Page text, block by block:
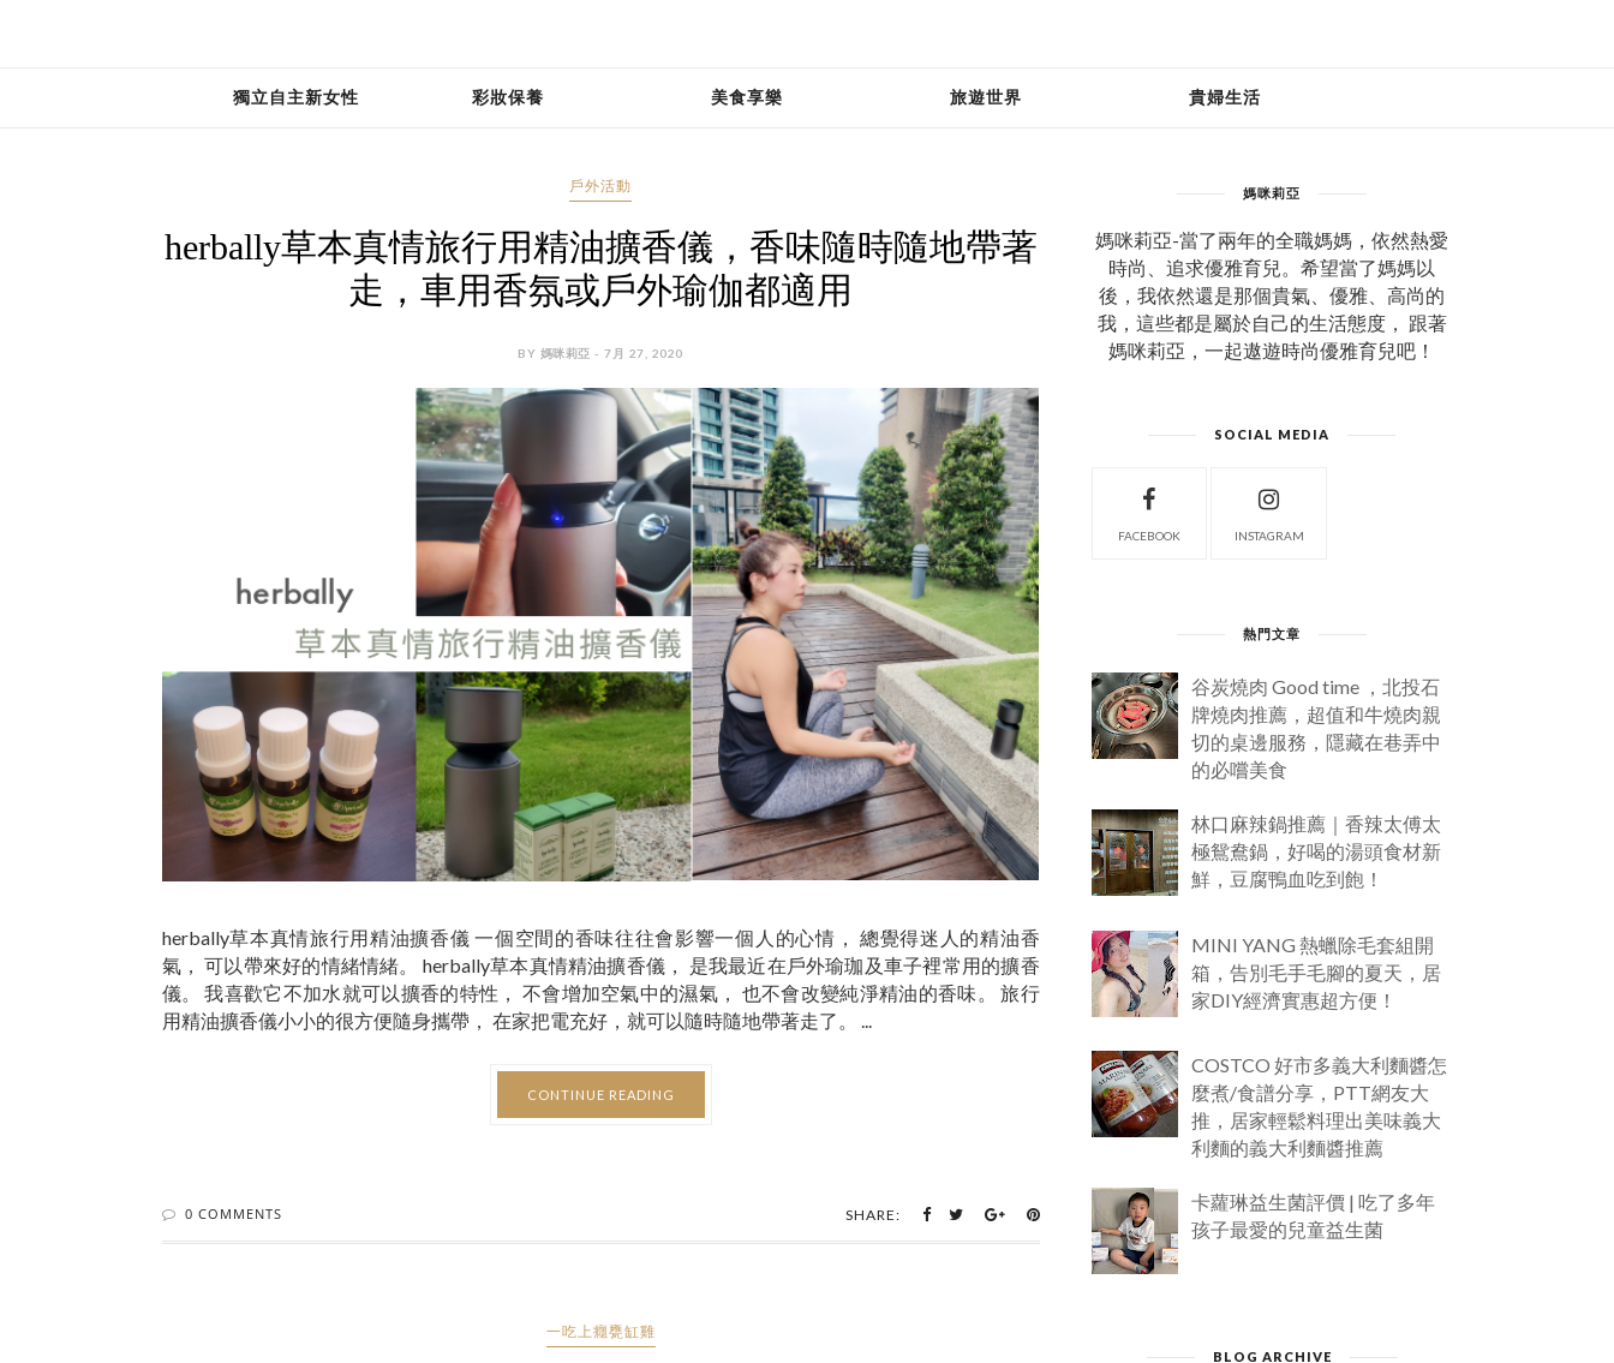
獨立自主新女性 彩妝保養 美食享樂 旅遊世界 貴婦生活
戶外活動
herbally草本真情旅行用精油擴香儀，香味隨時隨地帶著
走，車用香氛或戶外瑜伽都適用
BY 媽咪莉亞 - 7月 27, 2020
herbally草本真情旅行用精油擴香儀 一個空間的香味往往會影響一個人的心情， 總覺得迷人的精油香
氣， 可以帶來好的情緒情緒。 herbally草本真情精油擴香儀， 是我最近在戶外瑜珈及車子裡常用的擴香
儀。 我喜歡它不加水就可以擴香的特性， 不會增加空氣中的濕氣， 也不會改變純淨精油的香味。 旅行
用精油擴香儀小小的很方便隨身攜帶， 在家把電充好，就可以隨時隨地帶著走了。 ...
CONTINUE READING
0 COMMENTS SHARE:
一吃上癮甕缸雞
媽咪莉亞
媽咪莉亞-當了兩年的全職媽媽，依然熱愛
時尚、追求優雅育兒。希望當了媽媽以
後，我依然還是那個貴氣、優雅、高尚的
我，這些都是屬於自己的生活態度， 跟著
媽咪莉亞，一起遨遊時尚優雅育兒吧！
SOCIAL MEDIA
FACEBOOK INSTAGRAM
熱門文章
谷炭燒肉 Good time ，北投石
牌燒肉推薦，超值和牛燒肉親
切的桌邊服務，隱藏在巷弄中
的必嚐美食
林口麻辣鍋推薦｜香辣太傅太
極鴛鴦鍋，好喝的湯頭食材新
鮮，豆腐鴨血吃到飽！
MINI YANG 熱蠟除毛套組開
箱，告別毛手毛腳的夏天，居
家DIY經濟實惠超方便！
COSTCO 好市多義大利麵醬怎
麼煮/食譜分享，PTT網友大
推，居家輕鬆料理出美味義大
利麵的義大利麵醬推薦
卡蘿琳益生菌評價 | 吃了多年
孩子最愛的兒童益生菌
BLOG ARCHIVE